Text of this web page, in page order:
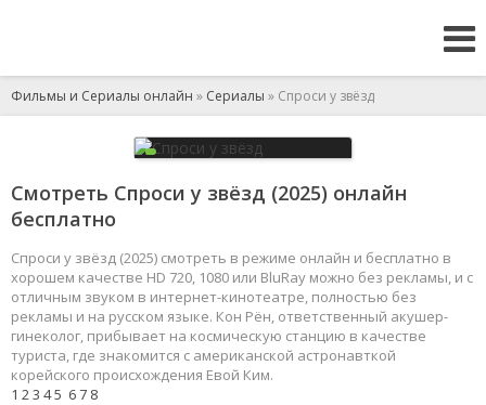
Фильмы и Сериалы онлайн » Сериалы » Спроси у звёзд
Смотреть Спроси у звёзд (2025) онлайн
бесплатно
Спроси у звёзд (2025) смотреть в режиме онлайн и бесплатно в
хорошем качестве HD 720, 1080 или BluRay можно без рекламы, и с
отличным звуком в интернет-кинотеатре, полностью без
рекламы и на русском языке. Кон Рён, ответственный акушер-
гинеколог, прибывает на космическую станцию в качестве
туриста, где знакомится с американской астронавткой
корейского происхождения Евой Ким.
1 23 45 67 8